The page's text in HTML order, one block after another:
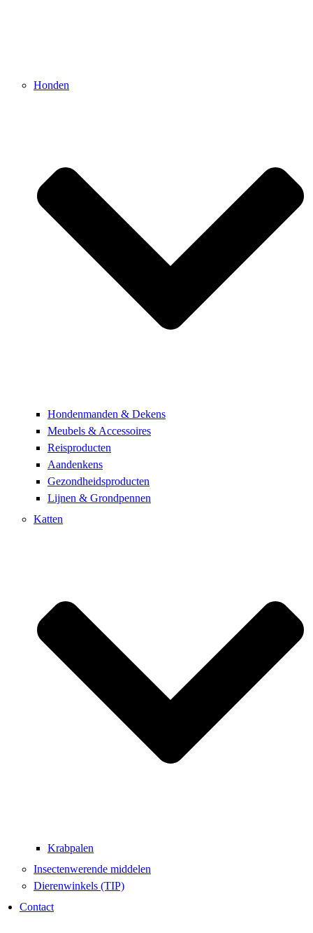
Honden
Hondenmanden & Dekens
Meubels & Accessoires
Reisproducten
Aandenkens
Gezondheidsproducten
Lijnen & Grondpennen
Katten
Krabpalen
Insectenwerende middelen
Dierenwinkels (TIP)
Contact